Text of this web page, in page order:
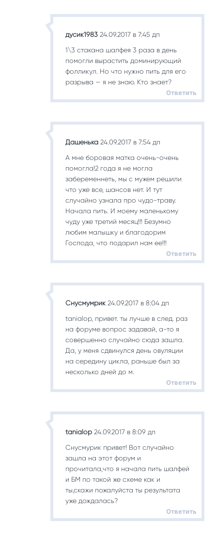
дусик1983 24.09.2017 в 7:45 дп
1\3 стакана шалфея 3 раза в день
помогли вырастить доминирующий
фолликул. Но что нужно пить для его
разрыва — я не знаю. Кто знает?
Ответить
Дашенька 24.09.2017 в 7:54 дп
А мне боровая матка очень-очень
помогла!2 года я не могла
забеременнеть, мы с мужем решили
что уже все, шансов нет. И тут
случайно узнала про чудо-траву.
Начала пить. И моему маленькому
чуду уже третий месяц!!! Безумно
любим малышку и благодорим
Господа, что подарил нам ее!!!
Ответить
Снусмумрик 24.09.2017 в 8:04 дп
tanialop, привет. ты лучше в след. раз
на форуме вопрос задавай, а-то я
совершенно случайно сюда зашла.
Да, у меня сдвинулся день овуляции
на середину цикла, раньше был за
несколько дней до м.
Ответить
tanialop 24.09.2017 в 8:09 дп
Снусмурик привет! Вот случайно
зашла на этот форум и
прочитала,что я начала пить шалфей
и БМ по такой же схеме как и
ты,скажи пожалуйста ты результата
уже дождалась?
Ответить